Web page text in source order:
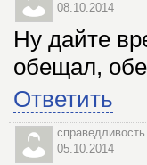
08.10.2014
Ну дайте
обещал,
Ответить
справедливость
05.10.2014